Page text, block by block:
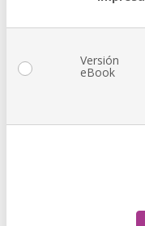
Versión
eBook